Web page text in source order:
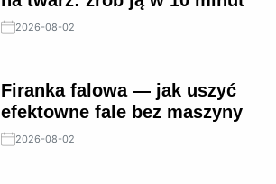
2026-08-02
Firanka falowa — jak uszyć
efektowne fale bez maszyny
2026-08-02